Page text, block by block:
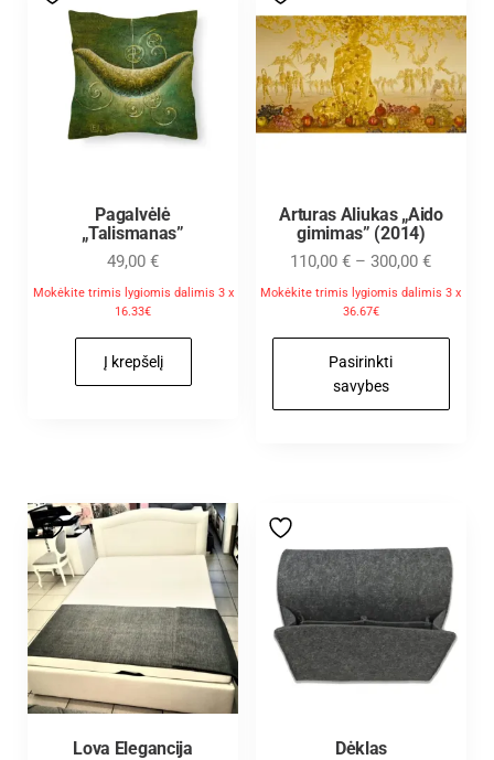
Pagalvėlė
„Talismanas”
49,00€
Mokėkite trimis lygiomis dalimis 3 x
16.33€
Į krepšelį
Arturas Aliukas „Aido
gimimas” (2014)
110,00€ – 300,00€
Mokėkite trimis lygiomis dalimis 3 x
36.67€
Pasirinkti
savybes
Lova Elegancija Dėklas